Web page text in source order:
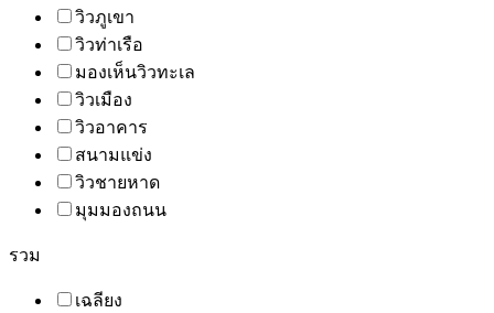
วิวภูเขา
วิวท่าเรือ
มองเห็นวิวทะเล
วิวเมือง
วิวอาคาร
สนามแข่ง
วิวชายหาด
มุมมองถนน
รวม
เฉลียง